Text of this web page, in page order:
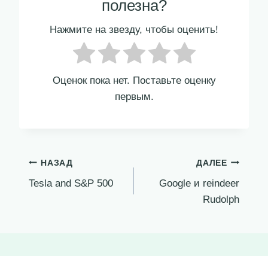
полезна?
Нажмите на звезду, чтобы оценить!
Оценок пока нет. Поставьте оценку
первым.
Навигация
по
НАЗАД
Tesla and S&P 500
ДАЛЕЕ
Google и reindeer
Rudolph